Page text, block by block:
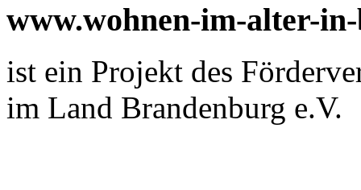
www.wohnen-im-alter-
ist ein Projekt des
im Land Brandenburg e.V.